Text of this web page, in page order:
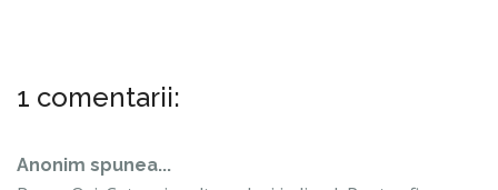
1 comentarii:
Anonim spunea...